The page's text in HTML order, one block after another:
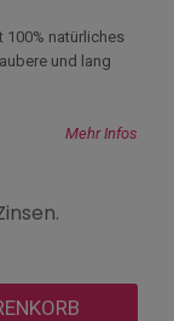
100% natürliches
und lang
Mehr Infos